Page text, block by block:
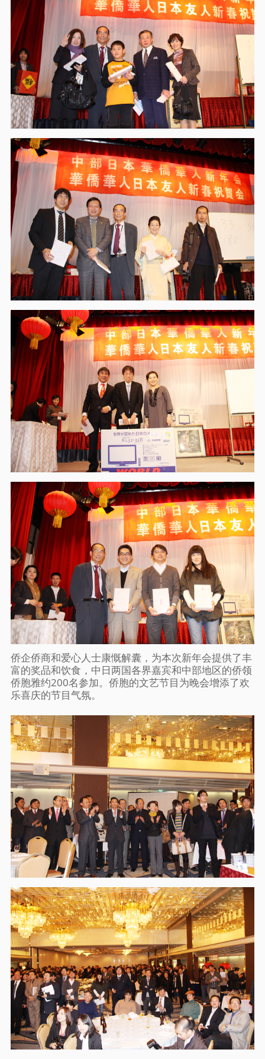
侨企侨商和爱心人士康慨解囊，为本次新年会提供了丰
富的奖品和饮食，中日两国各界嘉宾和中部地区的侨领
侨胞雅约200名参加。侨胞的文艺节目为晚会增添了欢
乐喜庆的节目气氛。